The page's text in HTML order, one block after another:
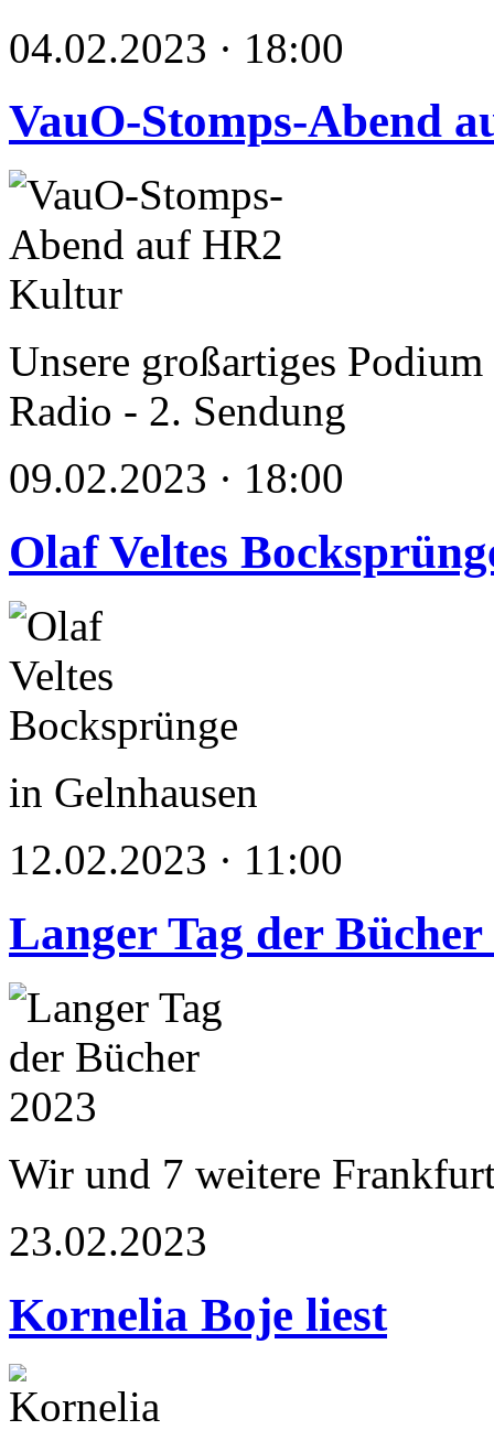
04.02.2023 · 18:00
VauO-Stomps-Abend
Unsere großartiges
Radio - 2. Sendung
09.02.2023 · 18:00
Olaf Veltes
in Gelnhausen
12.02.2023 · 11:00
Langer Tag der Bücher
Wir und 7 weitere
23.02.2023
Kornelia Boje liest